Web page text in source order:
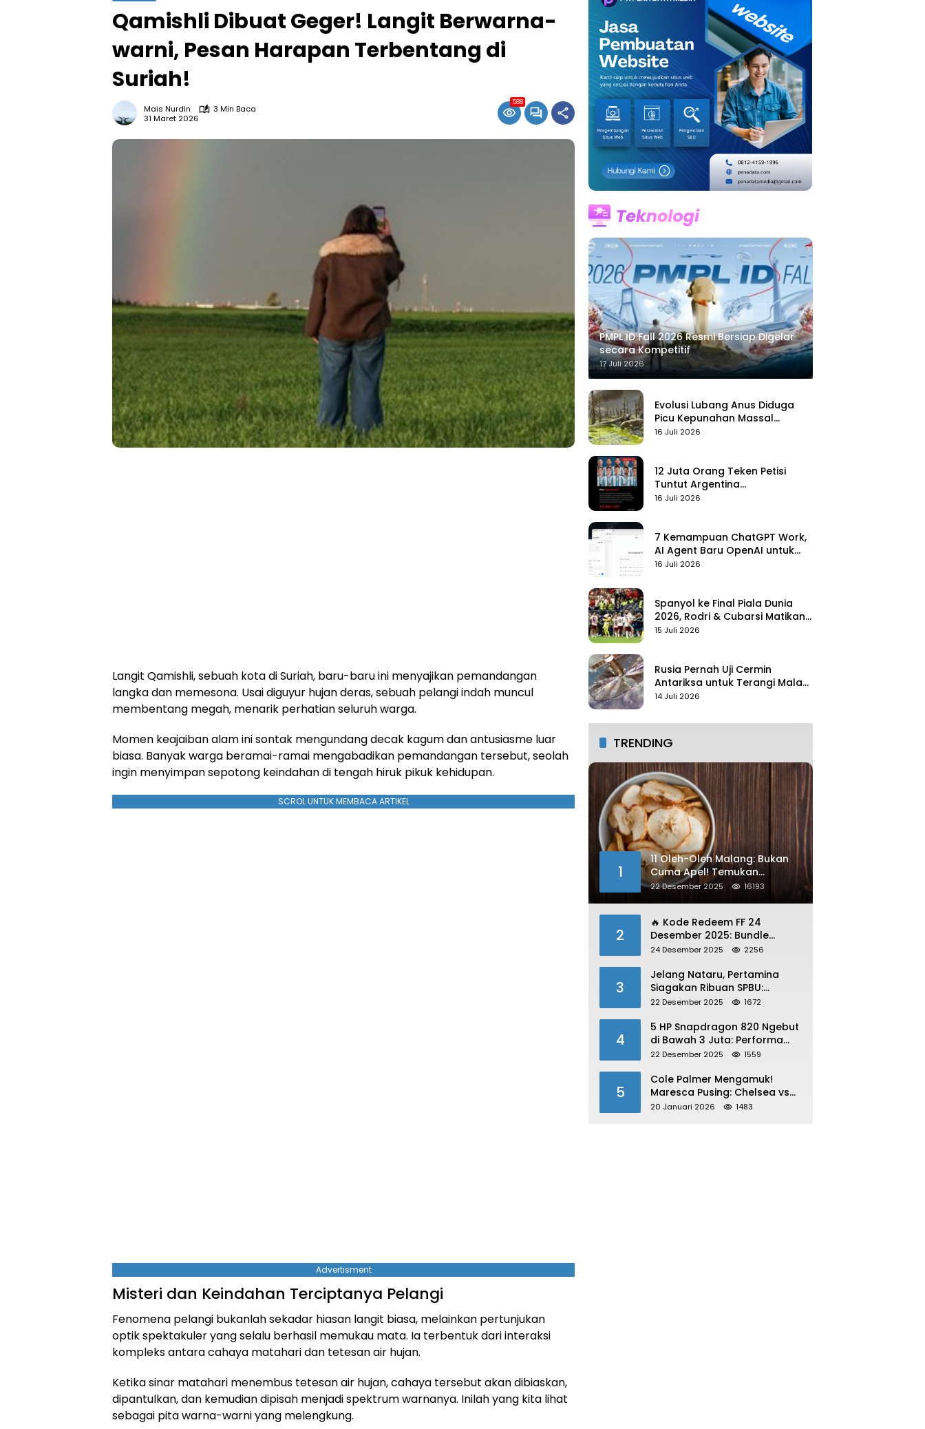
Qamishli Dibuat Geger! Langit Berwarna-
warni, Pesan Harapan Terbentang di
Suriah!
Mais Nurdin
3 Min Baca
31 Maret 2026
588
Langit Qamishli, sebuah kota di Suriah, baru-baru ini menyajikan pemandangan
langka dan memesona. Usai diguyur hujan deras, sebuah pelangi indah muncul
membentang megah, menarik perhatian seluruh warga.
Momen keajaiban alam ini sontak mengundang decak kagum dan antusiasme luar
biasa. Banyak warga beramai-ramai mengabadikan pemandangan tersebut, seolah
ingin menyimpan sepotong keindahan di tengah hiruk pikuk kehidupan.
SCROL UNTUK MEMBACA ARTIKEL
Advertisment
Misteri dan Keindahan Terciptanya Pelangi
Fenomena pelangi bukanlah sekadar hiasan langit biasa, melainkan pertunjukan
optik spektakuler yang selalu berhasil memukau mata. Ia terbentuk dari interaksi
kompleks antara cahaya matahari dan tetesan air hujan.
Ketika sinar matahari menembus tetesan air hujan, cahaya tersebut akan dibiaskan,
dipantulkan, dan kemudian dipisah menjadi spektrum warnanya. Inilah yang kita lihat
sebagai pita warna-warni yang melengkung.
PMPL ID Fall 2026 Resmi Bersiap Digelar
secara Kompetitif
17 Juli 2026
Evolusi Lubang Anus Diduga
Picu Kepunahan Massal
Pertama di Bumi
16 Juli 2026
12 Juta Orang Teken Petisi
Tuntut Argentina
Didiskualifikasi
16 Juli 2026
7 Kemampuan ChatGPT Work,
AI Agent Baru OpenAI untuk
Kelola Kerja
16 Juli 2026
Spanyol ke Final Piala Dunia
2026, Rodri & Cubarsi Matikan
Mbappe
15 Juli 2026
Rusia Pernah Uji Cermin
Antariksa untuk Terangi Malam
Tanpa Lampu
14 Juli 2026
TRENDING
1
11 Oleh-Oleh Malang: Bukan
Cuma Apel! Temukan
Kelezatan Unik yang Wajib
22 Desember 2025 16193
2
🔥 Kode Redeem FF 24
Desember 2025: Bundle
Winterlands & Skin Langka
24 Desember 2025 2256
3
Jelang Nataru, Pertamina
Siagakan Ribuan SPBU:
Antisipasi Lonjakan Konsumsi
22 Desember 2025 1672
4
5 HP Snapdragon 820 Ngebut
di Bawah 3 Juta: Performa
Gahar!
22 Desember 2025 1559
5
Cole Palmer Mengamuk!
Maresca Pusing: Chelsea vs
Bournemouth Jadi Sorotan
20 Januari 2026 1483